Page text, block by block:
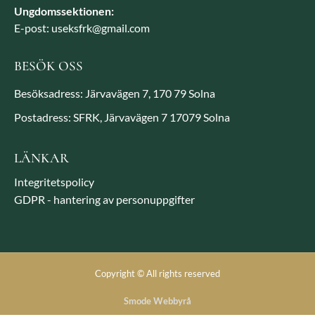
Ungdomssektionen:
E-post: useksfrk@gmail.com
BESÖK OSS
Besöksadress: Järvavägen 7, 170 79 Solna
Postadress: SFRK, Järvavägen 7 17079 Solna
LÄNKAR
Integritetspolicy
GDPR - hantering av personuppgifter
Copyright © All rights reserved
Smode Webbyrå